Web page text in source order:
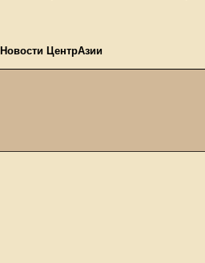
Новости ЦентрАзии